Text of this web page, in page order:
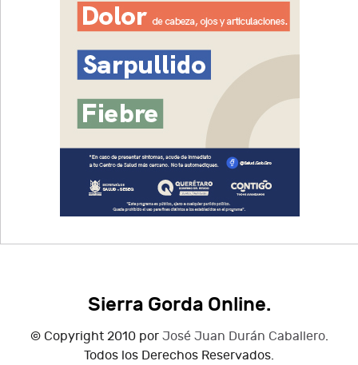
Sierra Gorda Online.
© Copyright 2010 por José Juan Durán Caballero.
Todos los Derechos Reservados.